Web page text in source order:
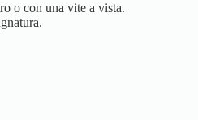
o con una vite a vista.